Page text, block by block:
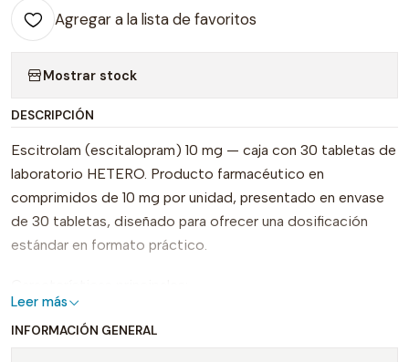
Agregar a la lista de favoritos
Mostrar stock
DESCRIPCIÓN
Escitrolam (escitalopram) 10 mg — caja con 30 tabletas de
laboratorio HETERO. Producto farmacéutico en
comprimidos de 10 mg por unidad, presentado en envase
de 30 tabletas, diseñado para ofrecer una dosificación
estándar en formato práctico.
Ingrediente activo: escitalopram (10 mg por tableta).
Presentación: 30 tabletas por envase (formato
Leer más
INFORMACIÓN GENERAL